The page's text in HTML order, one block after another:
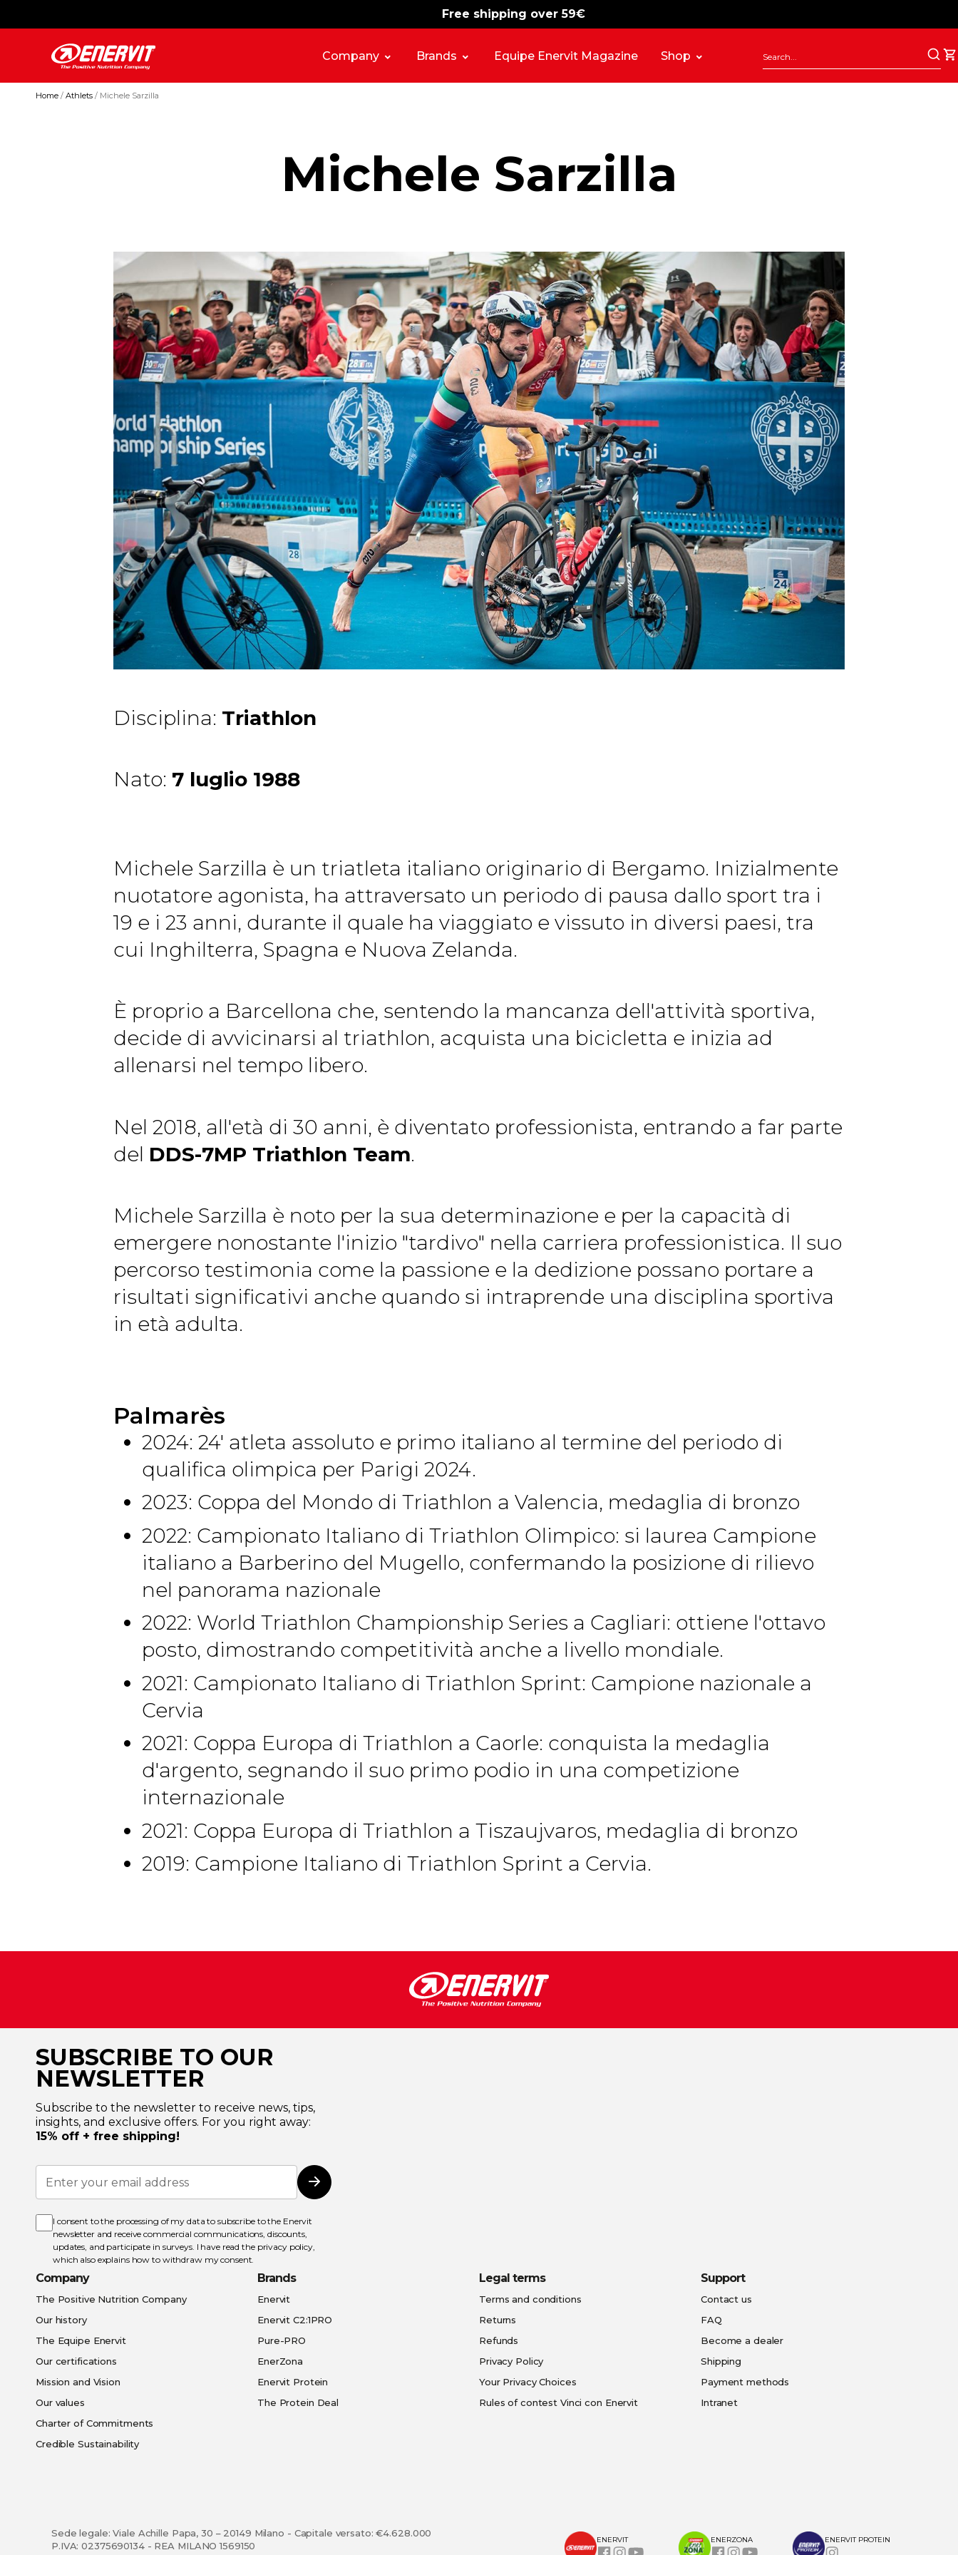
Free shipping over 59€
-15% free shipping
Company Brands Equipe Enervit Magazine Shop
Home Athlets Michele Sarzilla
Michele Sarzilla
Disciplina: Triathlon
Nato: 7 luglio 1988
Michele Sarzilla è un triatleta italiano originario di Bergamo. Inizialmente
nuotatore agonista, ha attraversato un periodo di pausa dallo sport tra i
19 e i 23 anni, durante il quale ha viaggiato e vissuto in diversi paesi, tra
cui Inghilterra, Spagna e Nuova Zelanda.
È proprio a Barcellona che, sentendo la mancanza dell'attività sportiva,
decide di avvicinarsi al triathlon, acquista una bicicletta e inizia ad
allenarsi nel tempo libero.
Nel 2018, all'età di 30 anni, è diventato professionista, entrando a far parte
del DDS-7MP Triathlon Team.
Michele Sarzilla è noto per la sua determinazione e per la capacità di
emergere nonostante l'inizio "tardivo" nella carriera professionistica. Il suo
percorso testimonia come la passione e la dedizione possano portare a
risultati significativi anche quando si intraprende una disciplina sportiva
in età adulta.
Palmarès
2024: 24' atleta assoluto e primo italiano al termine del periodo di
qualifica olimpica per Parigi 2024.
2023: Coppa del Mondo di Triathlon a Valencia, medaglia di bronzo
2022: Campionato Italiano di Triathlon Olimpico: si laurea Campione
italiano a Barberino del Mugello, confermando la posizione di rilievo
nel panorama nazionale
2022: World Triathlon Championship Series a Cagliari: ottiene l'ottavo
posto, dimostrando competitività anche a livello mondiale.
2021: Campionato Italiano di Triathlon Sprint: Campione nazionale a
Cervia
2021: Coppa Europa di Triathlon a Caorle: conquista la medaglia
d'argento, segnando il suo primo podio in una competizione
internazionale
2021: Coppa Europa di Triathlon a Tiszaujvaros, medaglia di bronzo
2019: Campione Italiano di Triathlon Sprint a Cervia.
SUBSCRIBE TO OUR
NEWSLETTER
Subscribe to the newsletter to receive news, tips,
insights, and exclusive offers. For you right away:
15% off + free shipping!
Sign
Up
for
Newsletter:
Subscribe
I consent to the processing of my data to subscribe to the Enervit
newsletter and receive commercial communications, discounts,
updates, and participate in surveys. I have read the privacy policy,
which also explains how to withdraw my consent.
Company
The Positive Nutrition Company
Our history
The Equipe Enervit
Our certifications
Mission and Vision
Our values
Charter of Commitments
Credible Sustainability
Brands
Enervit
Enervit C2:1PRO
Pure-PRO
EnerZona
Enervit Protein
The Protein Deal
Legal terms
Terms and conditions
Returns
Refunds
Privacy Policy
Your Privacy Choices
Rules of contest Vinci con Enervit
Support
Contact us
FAQ
Become a dealer
Shipping
Payment methods
Intranet
Sede legale: Viale Achille Papa, 30 – 20149 Milano - Capitale versato: €4.628.000
P.IVA: 02375690134 - REA MILANO 1569150
ENERVIT ENERZONA ENERVIT PROTEIN